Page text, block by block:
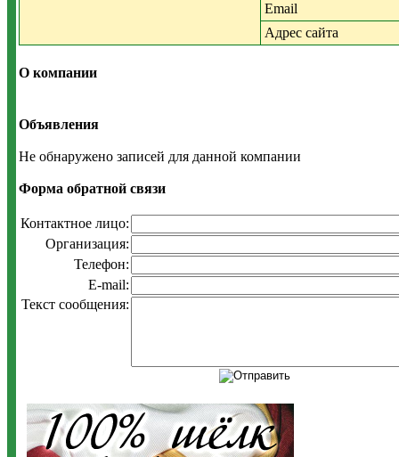
Email
Адрес сайта
О компании
Объявления
Не обнаружено записей для данной компании
Форма обратной связи
Контактное лицо:
Организация:
Телефон:
E-mail:
Текст сообщения: